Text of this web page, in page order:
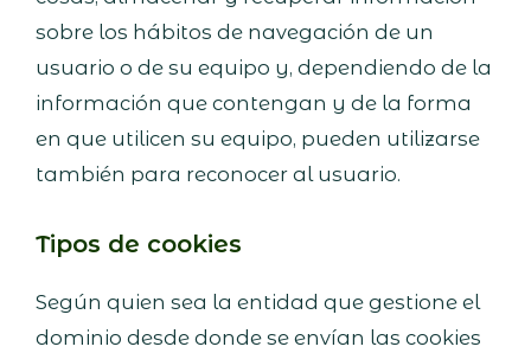
sobre los hábitos de navegación de un
usuario o de su equipo y, dependiendo de la
información que contengan y de la forma
en que utilicen su equipo, pueden utilizarse
también para reconocer al usuario.
Tipos de cookies
Según quien sea la entidad que gestione el
dominio desde donde se envían las cookies